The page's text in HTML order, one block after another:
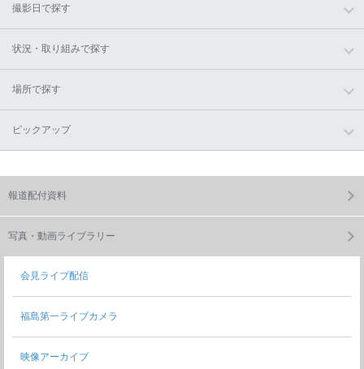
撮影日で探す
状況・取り組みで探す
場所で探す
ピックアップ
報道配付資料
写真・動画ライブラリー
会見ライブ配信
福島第一ライブカメラ
映像アーカイブ